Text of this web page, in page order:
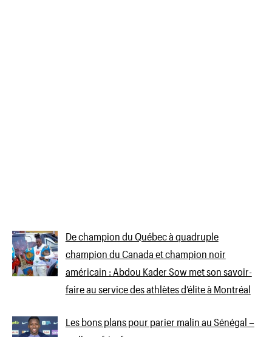
De champion du Québec à quadruple
champion du Canada et champion noir
américain : Abdou Kader Sow met son savoir-
faire au service des athlètes d’élite à Montréal
Les bons plans pour parier malin au Sénégal –